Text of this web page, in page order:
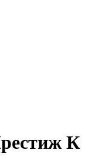
К